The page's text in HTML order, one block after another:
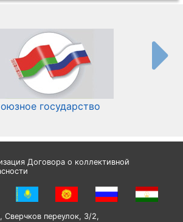
государство
Договора о коллективной
Сверчков переулок, 3/2,